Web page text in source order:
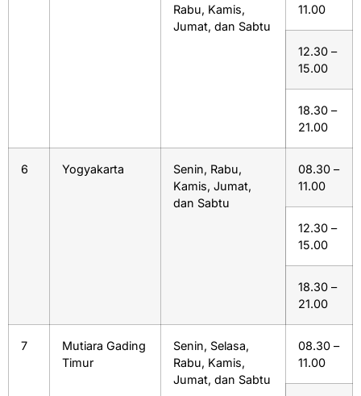
Rabu, Kamis,
Jumat, dan Sabtu
11.00
12.30 –
15.00
18.30 –
21.00
6 Yogyakarta
Senin, Rabu,
Kamis, Jumat,
dan Sabtu
08.30 –
11.00
12.30 –
15.00
18.30 –
21.00
7
Mutiara Gading
Timur
Senin, Selasa,
Rabu, Kamis,
Jumat, dan Sabtu
08.30 –
11.00